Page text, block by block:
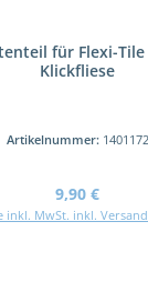
für Flexi-Tile
Klickfliese
Artikelnummer: 1401172
Regulärer
9,90 €
inkl. MwSt. inkl.